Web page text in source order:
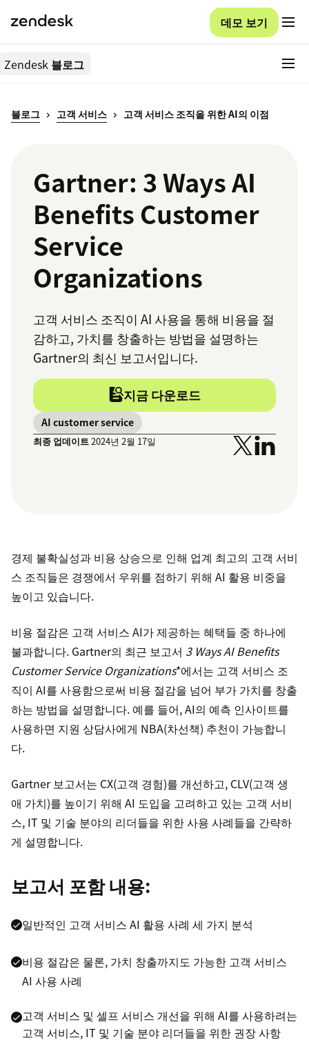
데모 보기
Zendesk 블로그
블로그 고객 서비스 고객 서비스 조직을 위한 AI의 이점
Gartner: 3 Ways AI
Benefits Customer
Service
Organizations
고객 서비스 조직이 AI 사용을 통해 비용을 절
감하고, 가치를 창출하는 방법을 설명하는
Gartner의 최신 보고서입니다.
지금 다운로드
AI customer service
최종 업데이트2024년 2월 17일
경제 불확실성과 비용 상승으로 인해 업계 최고의 고객 서비
스 조직들은 경쟁에서 우위를 점하기 위해 AI 활용 비중을
높이고 있습니다.
비용 절감은 고객 서비스 AI가 제공하는 혜택들 중 하나에
불과합니다. Gartner의 최근 보고서 3 Ways AI Benefits
Customer Service Organizations*에서는 고객 서비스 조
직이 AI를 사용함으로써 비용 절감을 넘어 부가 가치를 창출
하는 방법을 설명합니다. 예를 들어, AI의 예측 인사이트를
사용하면 지원 상담사에게 NBA(차선책) 추천이 가능합니
다.
Gartner 보고서는 CX(고객 경험)를 개선하고, CLV(고객 생
애 가치)를 높이기 위해 AI 도입을 고려하고 있는 고객 서비
스, IT 및 기술 분야의 리더들을 위한 사용 사례들을 간략하
게 설명합니다.
보고서 포함 내용:
일반적인 고객 서비스 AI 활용 사례 세 가지 분석
비용 절감은 물론, 가치 창출까지도 가능한 고객 서비스
AI 사용 사례
고객 서비스 및 셀프 서비스 개선을 위해 AI를 사용하려는
고객 서비스, IT 및 기술 분야 리더들을 위한 권장 사항